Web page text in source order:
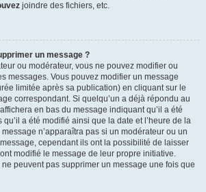
joindre des fichiers, etc.
un message ?
ou modérateur, vous ne pouvez modifier ou
messages. Vous pouvez modifier un message
limitée après sa publication) en cliquant sur le
correspondant. Si quelqu’un a déjà répondu au
en bas du message indiquant qu’il a été
a été modifié ainsi que la date et l’heure de la
n’apparaîtra pas si un modérateur ou un
cependant ils ont la possibilité de laisser
modifié le message de leur propre initiative.
peuvent pas supprimer un message une fois que